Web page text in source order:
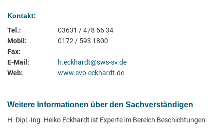
Kontakt:
Tel.:
03631 / 478 66 34
Mobil:
0172 / 593 1800
Fax:
E-Mail:
h.eckhardt@sws-sv.de
Web:
www.svb-eckhardt.de
Weitere Informationen über den Sachverständigen
H. Dipl.-Ing. Heiko Eckhardt ist Experte im Bereich Beschichtungen.